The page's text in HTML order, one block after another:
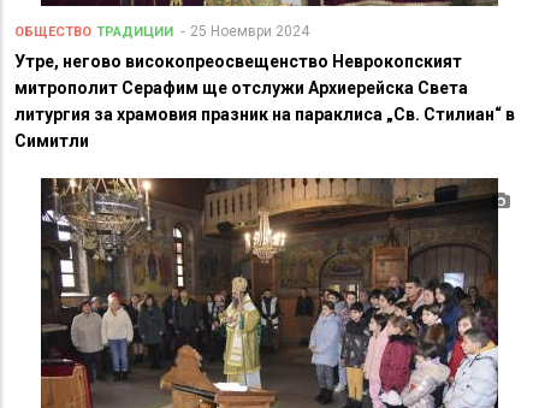
ОБЩЕСТВО ТРАДИЦИИ 25 Ноември 2024
Утре, негово високопреосвещенство Неврокопският
митрополит Серафим ще отслужи Архиерейска Света
литургия за храмовия празник на параклиса „Св. Стилиан“ в
Симитли